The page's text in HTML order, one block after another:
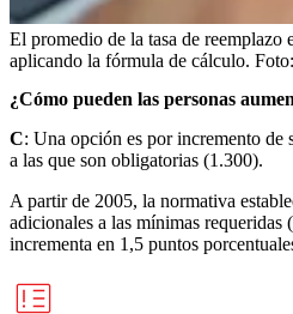
El promedio de la tasa de reemplazo
aplicando la fórmula de cálculo. Foto:
¿Cómo pueden las personas
C: Una opción es por incremento de
a las que son obligatorias (1.300).
A partir de 2005, la normativa
adicionales a las mínimas requeridas
incrementa en 1,5 puntos